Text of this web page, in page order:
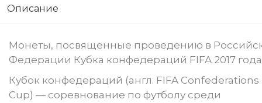
Описание
Монеты, посвященные проведению в
Федерации Кубка конфедераций FIFA 2017 года
Кубок конфедераций (англ. FIFA Confederations
Cup) — соревнование по футболу среди